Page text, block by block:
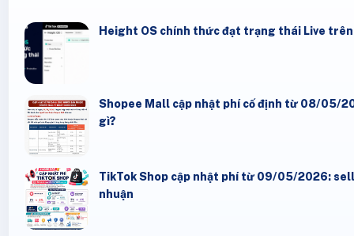
Height OS chính thức đạt trạng thái Live
Shopee Mall cập nhật phí cố định từ 08/05/
gì?
TikTok Shop cập nhật phí từ 09/05/2026:
nhuận